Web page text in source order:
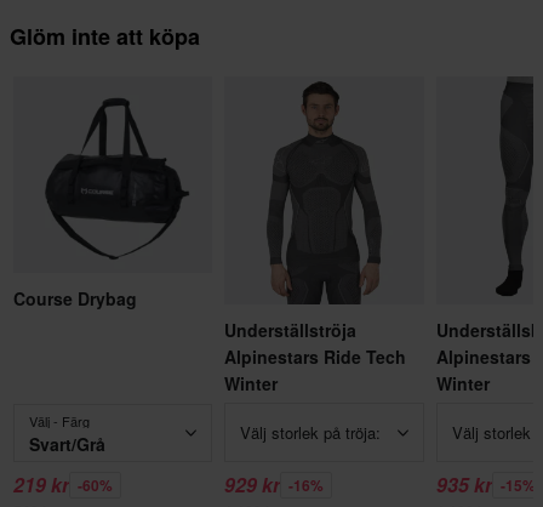
Glöm inte att köpa
Course Drybag
Välj - Färg
Svart/Grå
219 kr -60%
Underställströja
Alpinestars Ride Tech
Winter
Välj storlek på tröja:
929 kr -16%
Alpinestars
Winter
Välj storlek
935 kr -15%